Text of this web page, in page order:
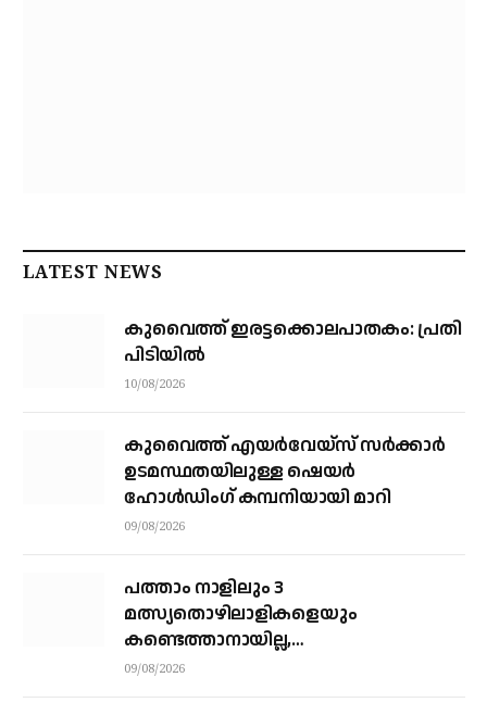
LATEST NEWS
കുവൈത്ത് ഇരട്ടക്കൊലപാതകം: പ്രതി
പിടിയിൽ
10/08/2026
കുവൈത്ത് എയര്‍വേയ്‌സ് സര്‍ക്കാര്‍
ഉടമസ്ഥതയിലുള്ള ഷെയര്‍
ഹോള്‍ഡിംഗ് കമ്പനിയായി മാറി
09/08/2026
പത്താം നാളിലും 3
മത്സ്യതൊഴിലാളികളെയും
കണ്ടെത്താനായില്ല,
നാവികസേനയെത്തിയിട്ടും രക്ഷയില്ല;
09/08/2026